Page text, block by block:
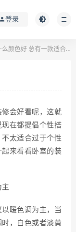
登录
颜色好 总有一款适合你
会好看呢，这就
在都提倡个性搭
太适合过于个性
来看看卧室的装
暖色调为主，当
，白色或者淡黄